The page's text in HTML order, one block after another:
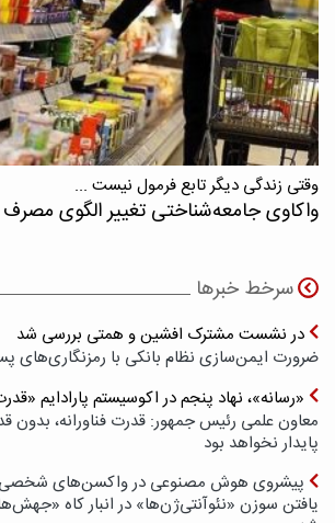
وقتی زندگی دیگر تابع فرمول نیست ...
واکاوی جامعه‌شناختی تغییر الگوی مصرف در
سرخط خبرها
در نشست مشترک افشین و همتی بررسی شد
ضرورت ایمن‌سازی نظام بانکی با رمزنگاری‌های
«رسانه»، نهاد پنجم در اکوسیستم پارادایم
معاون علمی رئیس جمهور: قدرت فناورانه، بدون
پایدار نخواهد بود
پیشروی هوش مصنوعی در واکسن‌های
یافتن سوزن «نئوآنتی‌ژن‌ها» در انبار کاه